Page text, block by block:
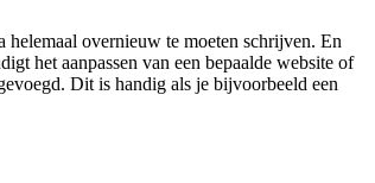
helemaal overnieuw te moeten schrijven. En
het aanpassen van een bepaalde website of
Dit is handig als je bijvoorbeeld een